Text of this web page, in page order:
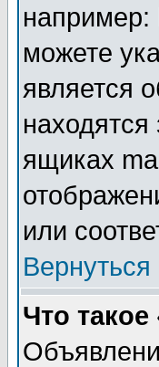
например:
можете
является
ящиках
или
Вернуться
Что